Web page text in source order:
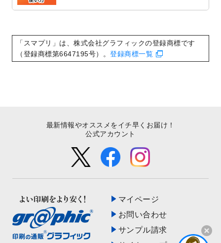
2022/9/5
喪中はがきのデザインテンプレートを公開
2022/8/24
印刷用データの解像度
を引き上げまし
た！
「スマプリ」は、株式会社グラフィックの登録商標です
（登録商標第6647195号）。 登録商標一覧
マイページ
お問い合わせ
サンプル請求
最新情報やオススメをイチ早くお届け！
公式アカウント